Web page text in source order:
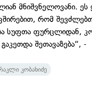
მნიშვნელოვანი.
რომ
სუფთა ფურცლიდან,
შეთავაზება“, -
კობახიძე